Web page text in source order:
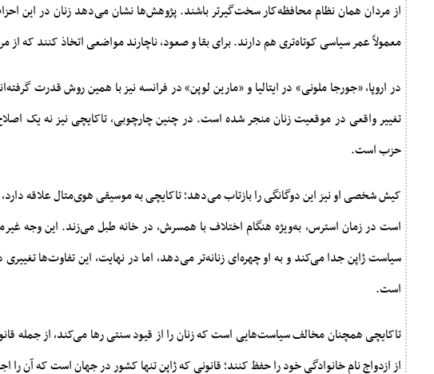
از مردان همان نظام محافظه‌کار سخت‌گیرتر باشند. پژوهش‌ها نشان می‌دهد زنان در این
معمولاً عمر سیاسی کوتاه‌تری هم دارند. برای بقا و صعود، ناچارند مواضعی اتخاذ کنند که از
در اروپا، «جورجا ملونی» در ایتالیا و «مارین لوپن» در فرانسه نیز با همین روش قدرت
تغییر واقعی در موقعیت زنان منجر شده است. در چنین چارچوبی، تاکایچی نیز نه یک
حزب است.
کیش شخصی او نیز این دوگانگی را بازتاب می‌دهد؛ تاکایچی به موسیقی هوی‌متال علاقه
است در زمان استرس، به‌ویژه هنگام اختلاف با همسرش، در خانه طبل می‌زند. این وجه
سیاست ژاپن جدا می‌کند و به او چهره‌ای زنانه‌تر می‌دهد، اما در نهایت، این تفاوت‌ها
است.
تاکایچی همچنان مخالف سیاست‌هایی است که زنان را از قیود سنتی رها می‌کند، از جمله
از ازدواج نام خانوادگی خود را حفظ کنند؛ قانونی که ژاپن تنها کشور در جهان است که آن را